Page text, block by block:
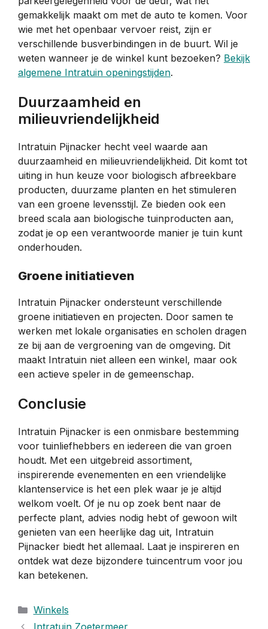
gemakkelijk maakt om met de auto te komen. Voor
wie met het openbaar vervoer reist, zijn er
verschillende busverbindingen in de buurt. Wil je
weten wanneer je de winkel kunt bezoeken? Bekijk
algemene Intratuin openingstijden.
Duurzaamheid en
milieuvriendelijkheid
Intratuin Pijnacker hecht veel waarde aan
duurzaamheid en milieuvriendelijkheid. Dit komt tot
uiting in hun keuze voor biologisch afbreekbare
producten, duurzame planten en het stimuleren
van een groene levensstijl. Ze bieden ook een
breed scala aan biologische tuinproducten aan,
zodat je op een verantwoorde manier je tuin kunt
onderhouden.
Groene initiatieven
Intratuin Pijnacker ondersteunt verschillende
groene initiatieven en projecten. Door samen te
werken met lokale organisaties en scholen dragen
ze bij aan de vergroening van de omgeving. Dit
maakt Intratuin niet alleen een winkel, maar ook
een actieve speler in de gemeenschap.
Conclusie
Intratuin Pijnacker is een onmisbare bestemming
voor tuinliefhebbers en iedereen die van groen
houdt. Met een uitgebreid assortiment,
inspirerende evenementen en een vriendelijke
klantenservice is het een plek waar je je altijd
welkom voelt. Of je nu op zoek bent naar de
perfecte plant, advies nodig hebt of gewoon wilt
genieten van een heerlijke dag uit, Intratuin
Pijnacker biedt het allemaal. Laat je inspireren en
ontdek wat deze bijzondere tuincentrum voor jou
kan betekenen.
Categorieën
Winkels